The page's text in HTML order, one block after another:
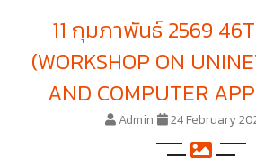
11 กุมภาพันธ์ 2569
(WORKSHOP ON
AND COMPUTER
Admin 24 February